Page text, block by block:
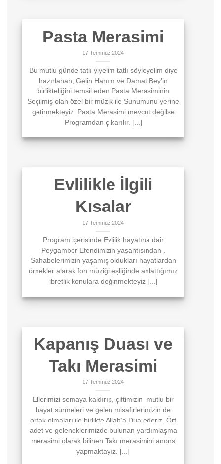
Pasta Merasimi
17 Temmuz 2024
Bu mutlu günde tatlı yiyelim tatlı söyleyelim diye
hazırlanan, Gelin Hanım ve Damat Bey’in
birlikteliğini temsil eden Pasta Merasiminin
Seçilmiş olan özel bir müzik ile Sunumunu yerine
getirmekteyiz. Pasta Merasimi mevcut değilse
Programdan çıkarılır. [...]
Evlilikle İlgili
Kısalar
17 Temmuz 2024
Program içerisinde Evlilik hayatına dair
Peygamber Efendimizin yaşantısından ,
Sahabelerimizin yaşamış oldukları hayatlardan
örnekler alarak fon müziği eşliğinde anlattığımız
ibretlik konulara değinmekteyiz [...]
Kapanış Duası ve
Takı Merasimi
17 Temmuz 2024
Ellerimizi semaya kaldırıp, çiftimizin mutlu bir
hayat sürmeleri ve gelen misafirlerimizin de
ortak olmaları ile birlikte Allah’a Dua ederiz. Örf
adet ve geleneklerimizde bulunan yardımlaşma
merasimi olarak bilinen Takı merasimini anons
yapmaktayız. [...]